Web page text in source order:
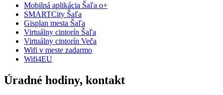
Mobilná aplikácia Šaľa o+
SMARTCity Šaľa
Gisplan mesta Šaľa
Virtuálny cintorín Šaľa
Virtuálny cintorín Veča
Wifi v meste zadarmo
Wifi4EU
Úradné hodiny, kontakt